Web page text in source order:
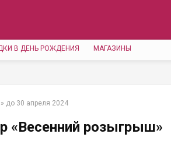
В ДЕНЬ РОЖДЕНИЯ МАГАЗИНЫ
до 30 апреля 2024
«Весенний розыгрыш»